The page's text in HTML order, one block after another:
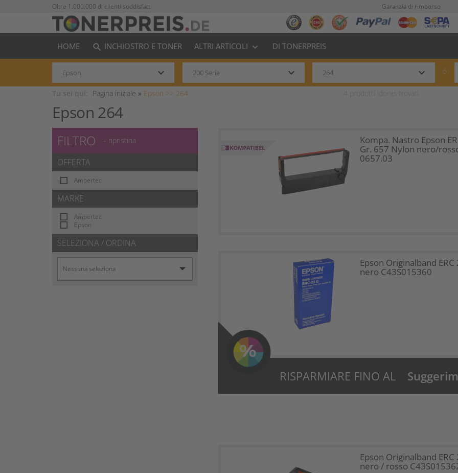
Oltre 1.000.000 di clienti soddisfatti Garanzia di rimborso
HOME search INCHIOSTRO E TONER ALTRI ARTICOLI keyboard_arrow_down DI TONERPREIS
keyboard_arrow_down keyboard_arrow_down keyboard_arrow_down ó
Pagina iniziale » Epson >> 264
Epson 264
FILTRO - ripristina
OFFERTA
Ampertec
MARKE
Ampertec
Epson
SELEZIONA / ORDINA
Kompa. Nastro Epson
Gr. 657 Nylon nero/
0657.03
Epson Originalband ERC
nero C43S015360
RISPARMIARE FINO AL
Epson Originalband ERC
nero / rosso